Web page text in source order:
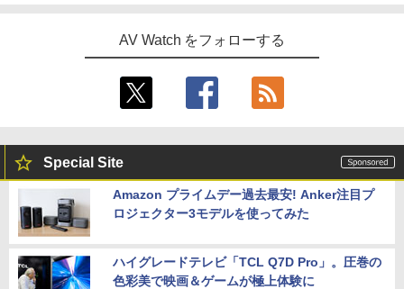
AV Watch をフォローする
Special Site
Amazon プライムデー過去最安! Anker注目プ
ロジェクター3モデルを使ってみた
ハイグレードテレビ「TCL Q7D Pro」。圧巻の
色彩美で映画＆ゲームが極上体験に